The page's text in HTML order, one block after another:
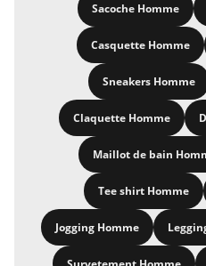
Sacoche Homme
Casquette Homme
Sneakers Homme
Claquette Homme
Maillot de bain
Tee shirt Homme
Jogging Homme